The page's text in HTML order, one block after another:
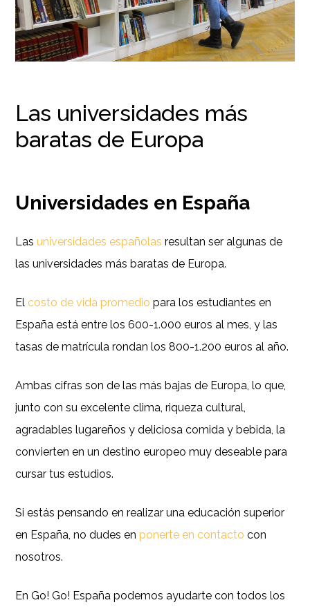
Las universidades más
baratas de Europa
Universidades en España
Lasuniversidades españolas resultan ser algunas de
las universidades más baratas de Europa.
El costo de vida promedio para los estudiantes en
España está entre los 600-1.000 euros al mes, y las
tasas de matrícula rondan los 800-1.200 euros al año.
Ambas cifras son de las más bajas de Europa, lo que,
junto con su excelente clima, riqueza cultural,
agradables lugareños y deliciosa comida y bebida, la
convierten en un destino europeo muy deseable para
cursar tus estudios.
Si estás pensando en realizar una educación superior
en España, no dudes enponerte en contacto con
nosotros.
En Go! Go! España podemos ayudarte con todos los